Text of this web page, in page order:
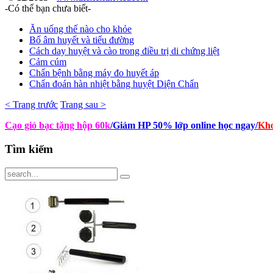
-Có thể bạn chưa biết-
Ăn uống thế nào cho khỏe
Bổ âm huyết và tiểu đường
Cách day huyệt và cào trong điều trị di chứng liệt
Cảm cúm
Chẩn bệnh bằng máy đo huyết áp
Chẩn đoán hàn nhiệt bằng huyệt Diện Chẩn
< Trang trước Trang sau >
Cạo gió bạc tặng hộp 60k/Giảm HP 50% lớp online học ngay/
Tìm kiếm